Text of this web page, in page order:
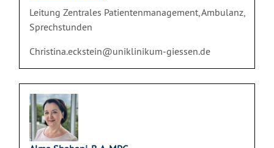
Leitung Zentrales Patientenmanagement, Ambulanz,
Sprechstunden
Christina.eckstein@uniklinikum-giessen.de